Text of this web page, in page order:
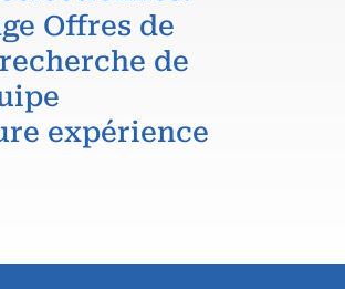
Offres de
de
expérience